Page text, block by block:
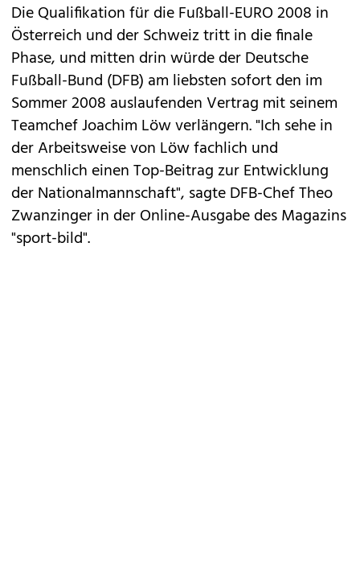
Die Qualifikation für die Fußball-EURO 2008 in
Österreich und der Schweiz tritt in die finale
Phase, und mitten drin würde der Deutsche
Fußball-Bund (DFB) am liebsten sofort den im
Sommer 2008 auslaufenden Vertrag mit seinem
Teamchef Joachim Löw verlängern. "Ich sehe in
der Arbeitsweise von Löw fachlich und
menschlich einen Top-Beitrag zur Entwicklung
der Nationalmannschaft", sagte DFB-Chef Theo
Zwanzinger in der Online-Ausgabe des Magazins
"sport-bild".